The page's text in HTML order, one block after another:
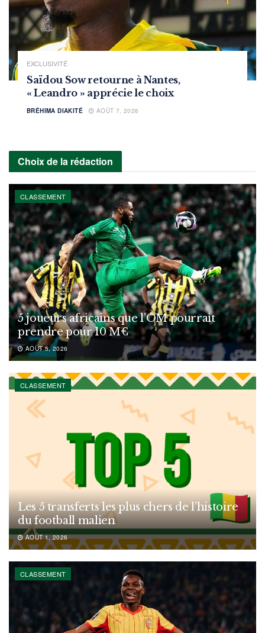
EXCLUSIVITÉ
Saïdou Sow retourne à Nantes,
« Leandro » apprécie le choix
BRÉHIMA DIAKITÉ AOÛT 7, 2026
Choix de la rédaction
CLASSEMENT
5 joueurs africains que l’OM pourrait
prendre pour 10 M€
AOÛT 5, 2026
CLASSEMENT
Les 5 transferts les plus chers de l’histoire
du football malien
AOÛT 1, 2026
CLASSEMENT